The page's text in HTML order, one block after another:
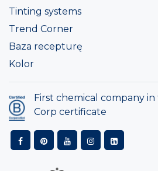
Tinting systems
Trend Corner
Baza recepturę
Kolor
First chemical company
Corp certificate